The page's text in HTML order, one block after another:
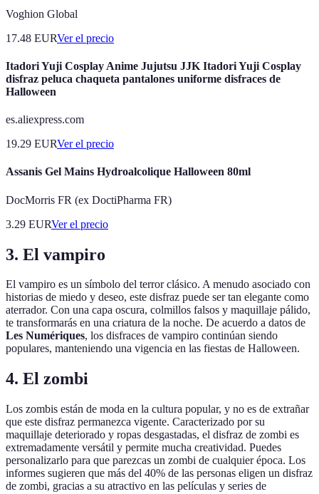
Voghion Global
17.48 EURVer el precio
Itadori Yuji Cosplay Anime Jujutsu JJK Itadori Yuji Cosplay
disfraz peluca chaqueta pantalones uniforme disfraces de
Halloween
es.aliexpress.com
19.29 EURVer el precio
Assanis Gel Mains Hydroalcolique Halloween 80ml
DocMorris FR (ex DoctiPharma FR)
3.29 EURVer el precio
3. El vampiro
El vampiro es un símbolo del terror clásico. A menudo asociado con
historias de miedo y deseo, este disfraz puede ser tan elegante como
aterrador. Con una capa oscura, colmillos falsos y maquillaje pálido,
te transformarás en una criatura de la noche. De acuerdo a datos de
Les Numériques, los disfraces de vampiro continúan siendo
populares, manteniendo una vigencia en las fiestas de Halloween.
4. El zombi
Los zombis están de moda en la cultura popular, y no es de extrañar
que este disfraz permanezca vigente. Caracterizado por su
maquillaje deteriorado y ropas desgastadas, el disfraz de zombi es
extremadamente versátil y permite mucha creatividad. Puedes
personalizarlo para que parezcas un zombi de cualquier época. Los
informes sugieren que más del 40% de las personas eligen un disfraz
de zombi, gracias a su atractivo en las películas y series de